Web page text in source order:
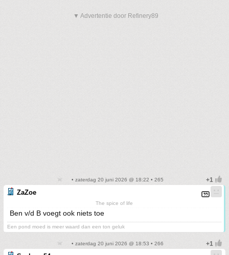
▼ Advertentie door Refinery89
• zaterdag 20 juni 2026 @ 18:22 • 265
ZaZoe
The spice of life
Ben v/d B voegt ook niets toe
Een pond moed is meer waard dan een ton geluk
• zaterdag 20 juni 2026 @ 18:53 • 266